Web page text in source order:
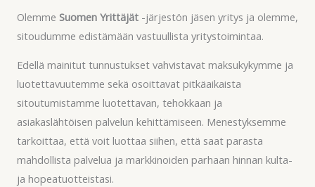
Olemme Suomen Yrittäjät -järjestön jäsen yritys ja olemme,
sitoudumme edistämään vastuullista yritystoimintaa.
Edellä mainitut tunnustukset vahvistavat maksukykymme ja
luotettavuutemme sekä osoittavat pitkäaikaista
sitoutumistamme luotettavan, tehokkaan ja
asiakaslähtöisen palvelun kehittämiseen. Menestyksemme
tarkoittaa, että voit luottaa siihen, että saat parasta
mahdollista palvelua ja markkinoiden parhaan hinnan kulta-
ja hopeatuotteistasi.